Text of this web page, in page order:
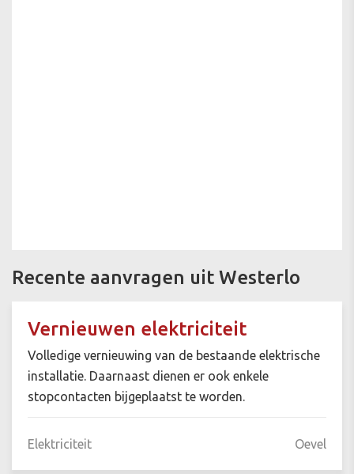
Recente aanvragen uit Westerlo
Vernieuwen elektriciteit
Volledige vernieuwing van de bestaande elektrische
installatie. Daarnaast dienen er ook enkele
stopcontacten bijgeplaatst te worden.
Elektriciteit Oevel